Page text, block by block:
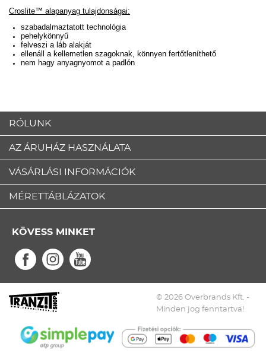
Croslite™ alapanyag tulajdonságai:
szabadalmaztatott technológia
pehelykönnyű
felveszi a láb alakját
ellenáll a kellemetlen szagoknak, könnyen fertőtleníthető
nem hagy anyagnyomot a padlón
RÓLUNK
AZ ÁRUHÁZ HASZNÁLATA
VÁSÁRLÁSI INFORMÁCIÓK
MÉRETTÁBLÁZATOK
KÖVESS MINKET
© 2026 Overbrands Kft. -
Minden jog fenntartva!